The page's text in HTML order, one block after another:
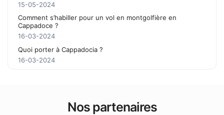
15-05-2024
Comment s’habiller pour un vol en montgolfière en
Cappadoce ?
16-03-2024
Quoi porter à Cappadocia ?
16-03-2024
Nos partenaires